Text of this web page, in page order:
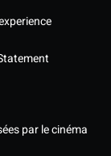
par le cinéma